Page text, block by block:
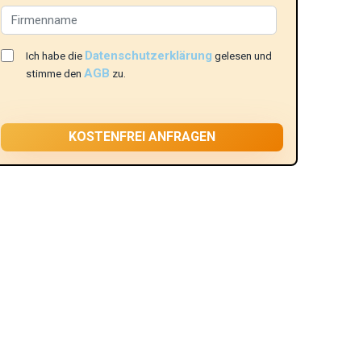
Ich habe die Datenschutzerklärung gelesen und
stimme denAGB zu.